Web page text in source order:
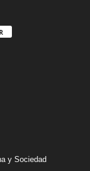
y Sociedad